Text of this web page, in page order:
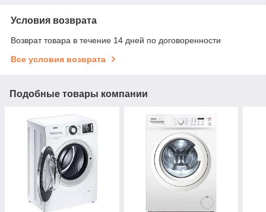
Условия возврата
Возврат товара в течение 14 дней по договоренности
Все условия возврата
Подобные товары компании